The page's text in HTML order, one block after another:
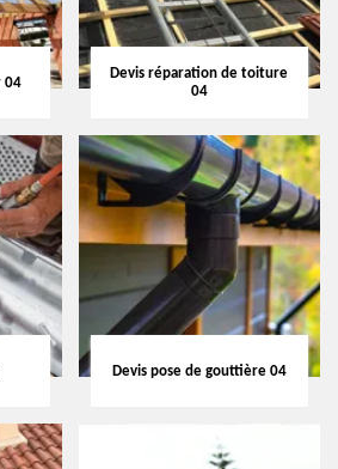
04
Devis réparation de toiture
04
Devis pose de gouttière 04